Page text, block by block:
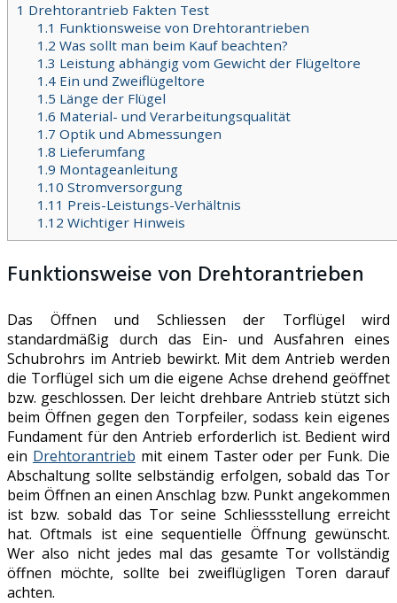
1 Drehtorantrieb Fakten Test
1.1 Funktionsweise von Drehtorantrieben
1.2 Was sollt man beim Kauf beachten?
1.3 Leistung abhängig vom Gewicht der Flügeltore
1.4Ein und Zweiflügeltore
1.5 Länge der Flügel
1.6 Material- und Verarbeitungsqualität
1.7 Optik und Abmessungen
1.8 Lieferumfang
1.9 Montageanleitung
1.10 Stromversorgung
1.11 Preis-Leistungs-Verhältnis
1.12 Wichtiger Hinweis
Funktionsweise von Drehtorantrieben
Das Öffnen und Schliessen der Torflügel wird
standardmäßig durch das Ein- und Ausfahren eines
Schubrohrs im Antrieb bewirkt. Mit dem Antrieb werden
die Torflügel sich um die eigene Achse drehend geöffnet
bzw. geschlossen. Der leicht drehbare Antrieb stützt sich
beim Öffnen gegen den Torpfeiler, sodass kein eigenes
Fundament für den Antrieb erforderlich ist. Bedient wird
ein Drehtorantrieb mit einem Taster oder per Funk. Die
Abschaltung sollte selbständig erfolgen, sobald das Tor
beim Öffnen an einen Anschlag bzw. Punkt angekommen
ist bzw. sobald das Tor seine Schliessstellung erreicht
hat. Oftmals ist eine sequentielle Öffnung gewünscht.
Wer also nicht jedes mal das gesamte Tor vollständig
öffnen möchte, sollte bei zweiflügligen Toren darauf
achten.